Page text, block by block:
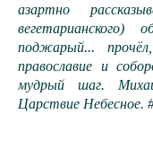
азартно
вегетарианского)
поджарый...
православие и
мудрый шаг.
Царствие Небесное.